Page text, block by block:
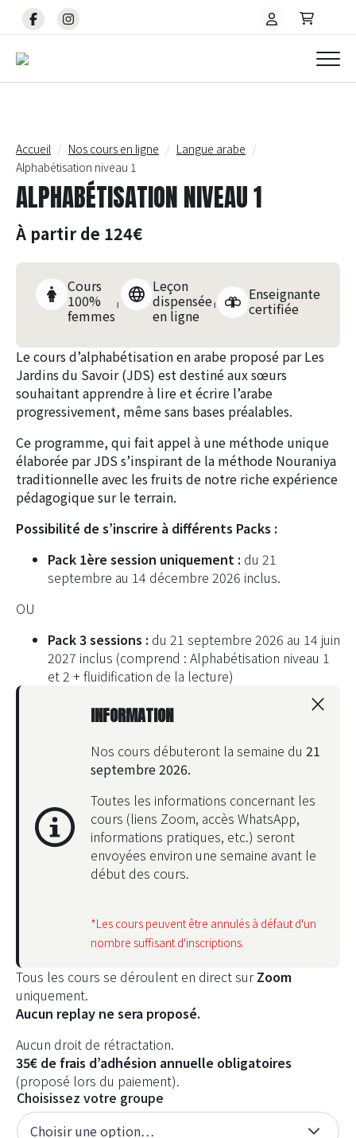
Accueil Nos cours en ligne
Langue arabe
Alphabétisation niveau 1
ALPHABÉTISATION NIVEAU 1
À partir de 124€
Cours
100%
femmes
Leçon
dispensée
en ligne
Enseignante
certifiée
Le cours d’alphabétisation en arabe proposé par Les
Jardins du Savoir (JDS) est destiné aux sœurs
souhaitant apprendre à lire et écrire l’arabe
progressivement, même sans bases préalables.
Ce programme, qui fait appel à une méthode unique
élaborée par JDS s’inspirant de la méthode Nouraniya
traditionnelle avec les fruits de notre riche expérience
pédagogique sur le terrain.
Possibilité de s’inscrire à différents Packs :
Pack 1ère session uniquement : du 21
septembre au 14 décembre 2026 inclus.
OU
Pack 3 sessions : du 21 septembre 2026 au 14 juin
2027 inclus (comprend : Alphabétisation niveau 1
et 2 + fluidification de la lecture)
INFORMATION
Nos cours débuteront la semaine du 21
septembre 2026.
Toutes les informations concernant les
cours (liens Zoom, accès WhatsApp,
informations pratiques, etc.) seront
envoyées environ une semaine avant le
début des cours.
*Les cours peuvent être annulés à défaut d'un
nombre suffisant d'inscriptions.
×
Tous les cours se déroulent en direct surZoom
uniquement.
Aucun replay ne sera proposé.
Aucun droit de rétractation.
35€ de frais d’adhésion annuelle obligatoires
(proposé lors du paiement).
Choisissez votre groupe